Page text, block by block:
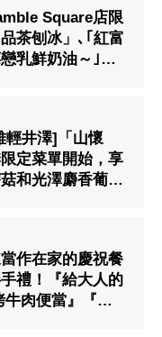
Square店限
茶刨冰」､｢紅富
乳鮮奶油～｣的
輕井澤]「山懷
定菜單開始，享
和光澤麝香葡萄
作在家的慶祝餐
禮！『給大人的
肉便當』『自家